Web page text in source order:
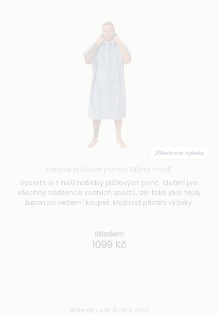
Možnost výšivky
Pánské plážové pončo, Mlžná modř
Vyberte si z naší nabídky plážových ponč. Ideální pro
všechny nadšence vodních sportů, ale také jako teplý
župan po večerní koupeli. Možnost přidání výšivky.
Skladem
1099 Kč
Může být u vás 10.–11. 8. 2026